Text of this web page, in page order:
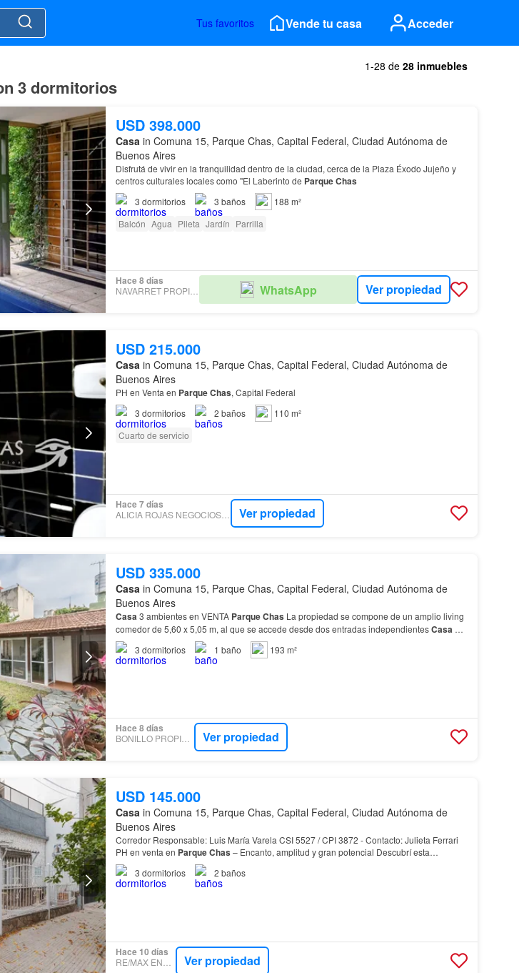
Tus favoritos Vende tu casa Acceder
1-28 de 28 inmuebles
3 dormitorios
USD 398.000
Casain Comuna 15, Parque Chas, Capital Federal, Ciudad Autónoma de
Buenos Aires
Disfrutá de vivir en la tranquilidad dentro de la ciudad, cerca de la Plaza Éxodo Jujeño y
centros culturales locales como "El Laberinto de ParqueChas
3 dormitorios 3 baños
188 m²
Balcón Agua Pileta Jardín Parrilla
Hace 8 días
NAVARRET PROPIEDADES WhatsApp Ver propiedad
USD 215.000
Casa in Comuna 15, Parque Chas, Capital Federal, Ciudad Autónoma de
Buenos Aires
PH en Venta en ParqueChas, Capital Federal
3 dormitorios 2 baños
110 m²
Cuarto de servicio
Hace 7 días
ALICIA ROJAS NEGOCIOS INMOBILIARIOS Ver propiedad
USD 335.000
Casa in Comuna 15, Parque Chas, Capital Federal, Ciudad Autónoma de
Buenos Aires
Casa3 ambientes en VENTA ParqueChas
comedor de 5,60 x 5,05 m, al que se accede desde dos entradas independientesCasa de
110m2 cubiertos sobre lote propio 3 ambientes con fondo l…
3 dormitorios 1 baño 193 m²
Hace 8 días
BONILLO PROPIEDADES Ver propiedad
USD 145.000
Casa in Comuna 15, Parque Chas, Capital Federal, Ciudad Autónoma de
Buenos Aires
Corredor Responsable: Luis María Varela CSI 5527 / CPI 3872 - Contacto: Julieta Ferrari
PH en venta en ParqueChas – Encanto, amplitud y gran potencial Descubrí esta
excelente oportunidad en el corazón de
3 dormitorios 2 baños
Hace 10 días
RE/MAX ENCORE Ver propiedad